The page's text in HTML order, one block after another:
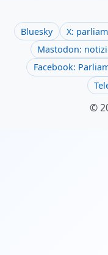
Bluesky X:
Mastodon:
Facebook:
©